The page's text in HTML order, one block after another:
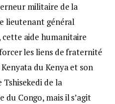
militaire de la
lieutenant général
cette aide humanitaire
les liens de fraternité
du Kenya et son
de la
du Congo, mais il s’agit